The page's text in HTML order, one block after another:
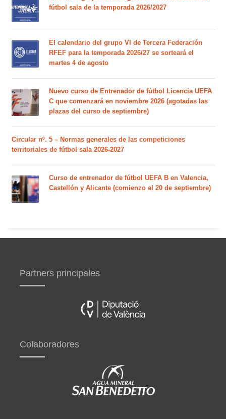
fútbol sala de la temporada 2026/2027
El calendario del grupo VI de Tercera Federación
RFEF para la temporada 2026/27 se sorteará el
martes 4 de agosto
Nuevo curso de Entrenador de fútbol Licencia UEFA
C que comenzará en noviembre 2026 (agotadas las
plazas del curso de septiembre)
Circular nº. 5 – Normas generales de las competiciones
territoriales de fútbol sala 2026-2027
Curso de entrenador de fútbol UEFA B en Valencia,
Castellón y Alicante (comienzo el 20 de septiembre)
Partners principales
Colaboradores